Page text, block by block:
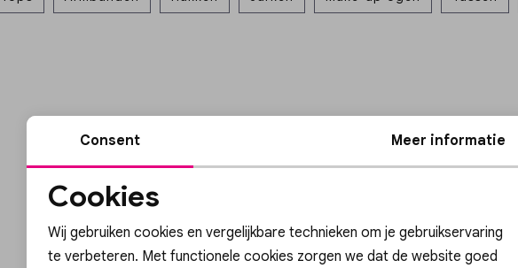
Noodzakelijke
cookies
Consent Meer informatie
Cookies
Wij gebruiken cookies en vergelijkbare technieken om je gebruikservaring
te verbeteren. Met functionele cookies zorgen we dat de website goed